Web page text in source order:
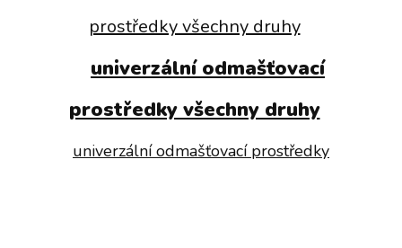
prostředky všechny druhy
univerzální odmašťovací
prostředky všechny druhy
univerzální odmašťovací prostředky